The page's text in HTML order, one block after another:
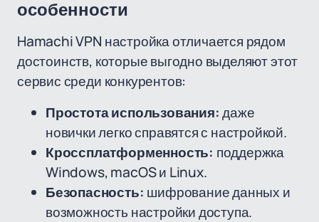
особенности
Hamachi VPN настройка отличается рядом
достоинств, которые выгодно выделяют этот
сервис среди конкурентов:
Простота использования:даже
новички легко справятся с настройкой.
Кроссплатформенность: поддержка
Windows, macOS и Linux.
Безопасность: шифрование данных и
возможность настройки доступа.